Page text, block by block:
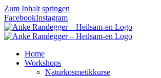
Zum Inhalt springen
FacebookInstagram
Home
Workshops
Naturkosmetikkurse